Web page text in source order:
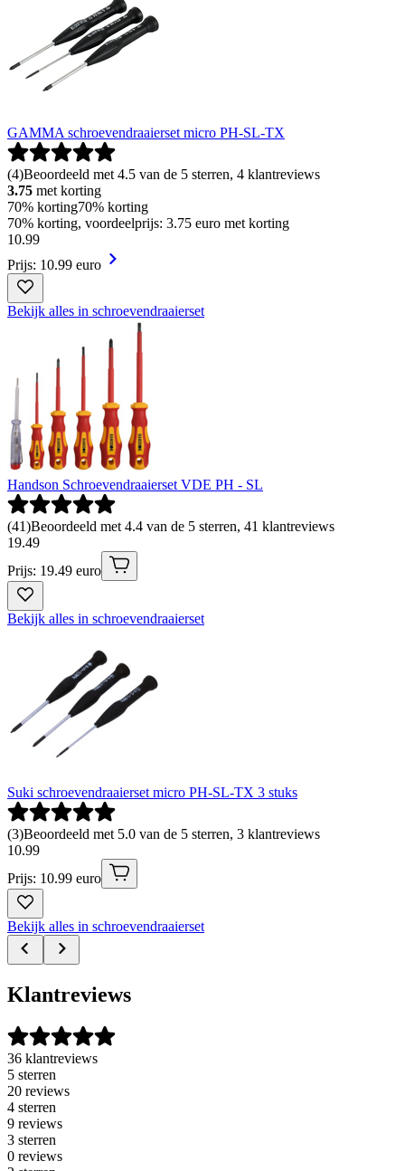
GAMMA schroevendraaierset micro PH-SL-TX
(4)Beoordeeld met 4.5 van de 5 sterren, 4 klantreviews
3.75 met korting
70% korting70% korting
70% korting, voordeelprijs: 3.75 euro met korting
10.99
Prijs: 10.99 euro
Bekijk alles in schroevendraaierset
Handson Schroevendraaierset VDE PH - SL
(41)Beoordeeld met 4.4 van de 5 sterren, 41 klantreviews
19.49
Prijs: 19.49 euro
Bekijk alles in schroevendraaierset
Suki schroevendraaierset micro PH-SL-TX 3 stuks
(3)Beoordeeld met 5.0 van de 5 sterren, 3 klantreviews
10.99
Prijs: 10.99 euro
Bekijk alles in schroevendraaierset
Klantreviews
36 klantreviews
5 sterren
20 reviews
4 sterren
9 reviews
3 sterren
0 reviews